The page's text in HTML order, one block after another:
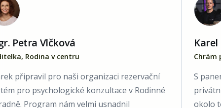
Petra Vlčková
Rodina v centru
připravil pro naši organizaci rezervační
pro psychologické konzultace v Rodinné
Program nám velmi usnadnil
Karel
Chrám
S
okolo